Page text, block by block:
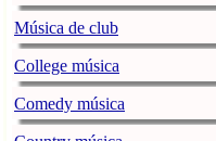
Música de club
College música
Comedy música